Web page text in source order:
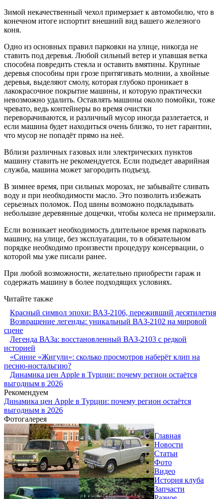
Зимой некачественный чехол примерзает к автомобилю, что в
конечном итоге испортит внешний вид вашего железного
коня.
Одно из основных правил парковки на улице, никогда не
ставить под деревья. Любой сильный ветер и упавшая ветка
способна повредить стекла и оставить вмятины. Крупные
деревья способны при грозе притягивать молнии, а хвойные
деревья, выделяют смолу, которая глубоко проникает в
лакокрасочное покрытие машины, и которую практически
невозможно удалить. Оставлять машины около помойки, тоже
чревато, ведь контейнеры во время очистки
переворачиваются, и различный мусор иногда разлетается, и
если машина будет находиться очень близко, то нет гарантии,
что мусор не попадёт прямо на неё.
Вблизи различных газовых или электрических пунктов
машину ставить не рекомендуется. Если подъедет аварийная
служба, машина может загородить подъезд.
В зимнее время, при сильных морозах, не забывайте сливать
воду и при необходимости масло. Это позволить избежать
серьезных поломок. Под шины возможно подкладывать
небольшие деревянные дощечки, чтобы колеса не примерзали.
Если возникает необходимость длительное время парковать
машину, на улице, без эксплуатации, то в обязательном
порядке необходимо произвести процедуру консервации, о
которой мы уже писали ранее.
При любой возможности, желательно приобрести гараж и
содержать машину в более подходящих условиях.
Читайте также
Красный символ эпохи: ВАЗ-2106, переживший десятилетия
Возвращение легенды: уникальный ВАЗ-2102 на мировой
сцене
Легенда ВАЗа: восстановленный ВАЗ-2103 с редкой
историей
«Синие «Жигули»: сколько просмотров наберёт клип на
песню-ностальгию?
Динамика цен Apple в Турции: почему регион остаётся
выгодным в 2026
Рекомендуем
Динамика цен Apple в Турции: почему регион остаётся
выгодным в 2026
Фотогалерея
Главная
Новости
Статьи
Фото
Видео
История клуба
Запчасти